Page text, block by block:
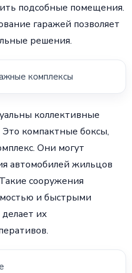
подсобные помещения.
гаражей позволяет
решения.
комплексы
коллективные
Это компактные боксы,
Они могут
автомобилей жильцов
сооружения
и быстрыми
их